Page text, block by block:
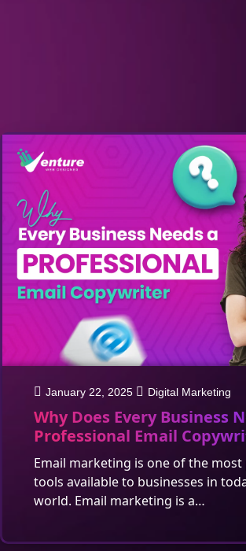
January 22, 2025 Digital Marketing
Why Does Every Business
Professional Email
Email marketing is one of the
tools available to businesses in
world. Email marketing is a…